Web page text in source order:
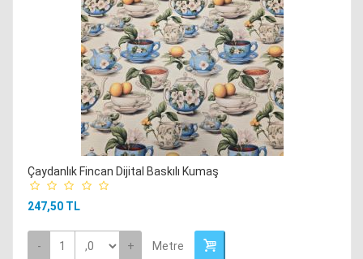
Çaydanlık Fincan Dijital Baskılı Kumaş
247,50 TL
- + Metre